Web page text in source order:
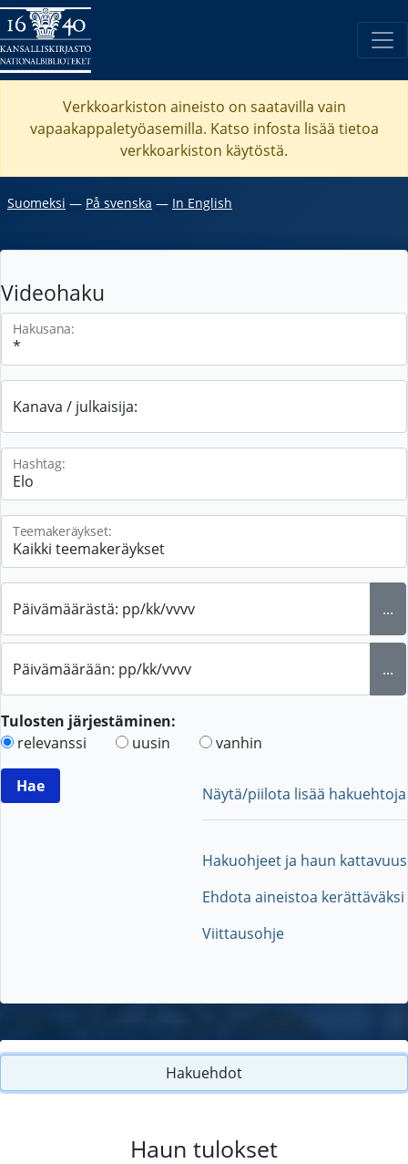
Verkkoarkiston aineisto on saatavilla vain
vapaakappaletyöasemilla. Katso infosta lisää tietoa
verkkoarkiston käytöstä.
Suomeksi ― På svenska ― In English
Videohaku
Hakusana:
Kanava / julkaisija:
Hashtag:
Teemakeräykset:
Päivämäärästä: pp/kk/vvvv ...
Päivämäärään: pp/kk/vvvv ...
Tulosten järjestäminen:
relevanssi
uusin vanhin
Näytä/piilota lisää hakuehtoja
Hakuohjeet ja haun kattavuus
Ehdota aineistoa kerättäväksi
Viittausohje
Hakuehdot
Haun tulokset